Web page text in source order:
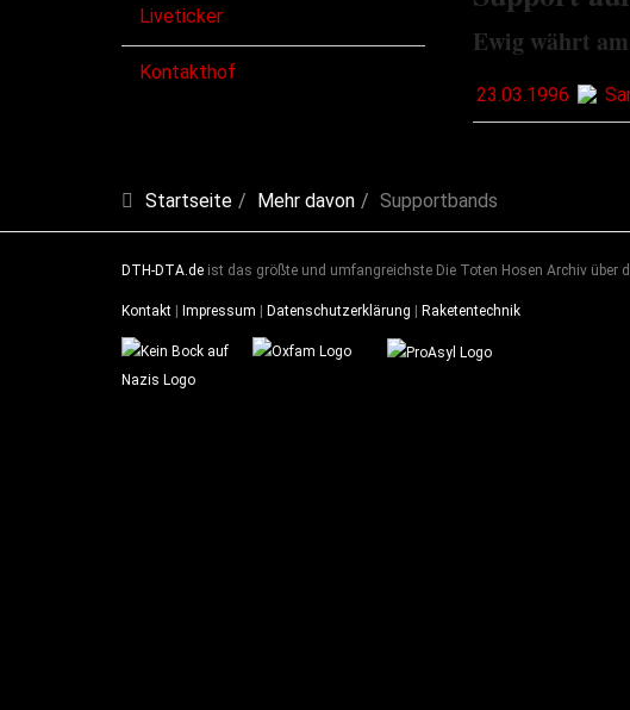
Ewig währt
23.03.1996
Liveticker
Kontakthof
Startseite Mehr davon Supportbands
DTH-DTA.de ist das größte und umfangreichste Die Toten Hosen Archiv über
Kontakt Impressum Datenschutzerklärung Raketentechnik